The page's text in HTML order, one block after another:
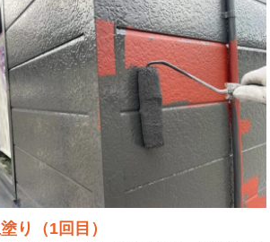
り（1回目）